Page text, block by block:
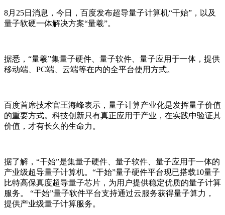
8月25日消息，今日，百度发布超导量子计算机“干始”，以及
量子软硬一体解决方案“量羲”。
据悉，“量羲”集量子硬件、量子软件、量子应用于一体，提供
移动端、PC端、云端等在内的全平台使用方式。
百度首席技术官王海峰表示，量子计算产业化是发挥量子价值
的重要方式。科技创新只有真正应用于产业，在实践中验证其
价值，才有长久的生命力。
据了解，“干始”是集量子硬件、量子软件、量子应用于一体的
产业级超导量子计算机。“干始”量子硬件平台现已搭载10量子
比特高保真度超导量子芯片，为用户提供稳定优质的量子计算
服务。 “干始”量子软件平台支持通过云服务获得量子算力，
提供产业级量子计算服务。